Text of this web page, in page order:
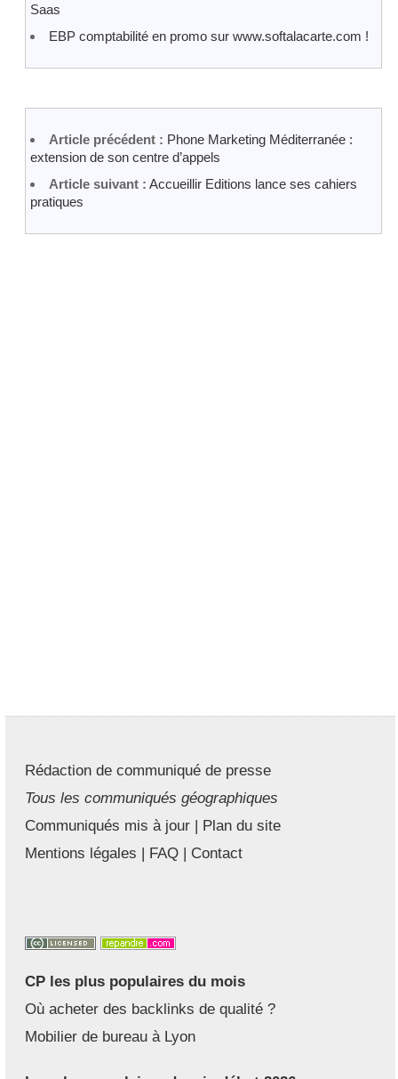
Saas
EBP comptabilité en promo sur www.softalacarte.com !
Article précédent : Phone Marketing Méditerranée :
extension de son centre d’appels
Article suivant : Accueillir Editions lance ses cahiers
pratiques
Rédaction de communiqué de presse
Tous les communiqués géographiques
Communiqués mis à jour | Plan du site
Mentions légales | FAQ | Contact
CP les plus populaires du mois
Où acheter des backlinks de qualité ?
Mobilier de bureau à Lyon